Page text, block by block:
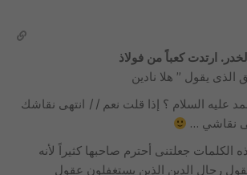
ارتدت كعباً من فولاذ
الذى يقول ” هلا نادين
عليه السلام ؟ إذا قلت نعم // انتهى نقاشك
نقاشي …
جعلتنى أحترم صاحبها كثيراً لأنه
رجال الدين الذين يستغفلون عقول